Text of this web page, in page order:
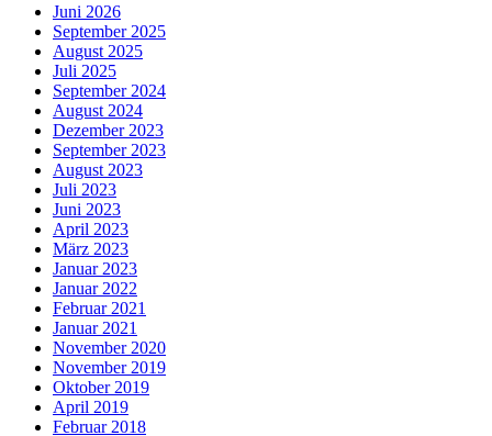
Juni 2026
September 2025
August 2025
Juli 2025
September 2024
August 2024
Dezember 2023
September 2023
August 2023
Juli 2023
Juni 2023
April 2023
März 2023
Januar 2023
Januar 2022
Februar 2021
Januar 2021
November 2020
November 2019
Oktober 2019
April 2019
Februar 2018